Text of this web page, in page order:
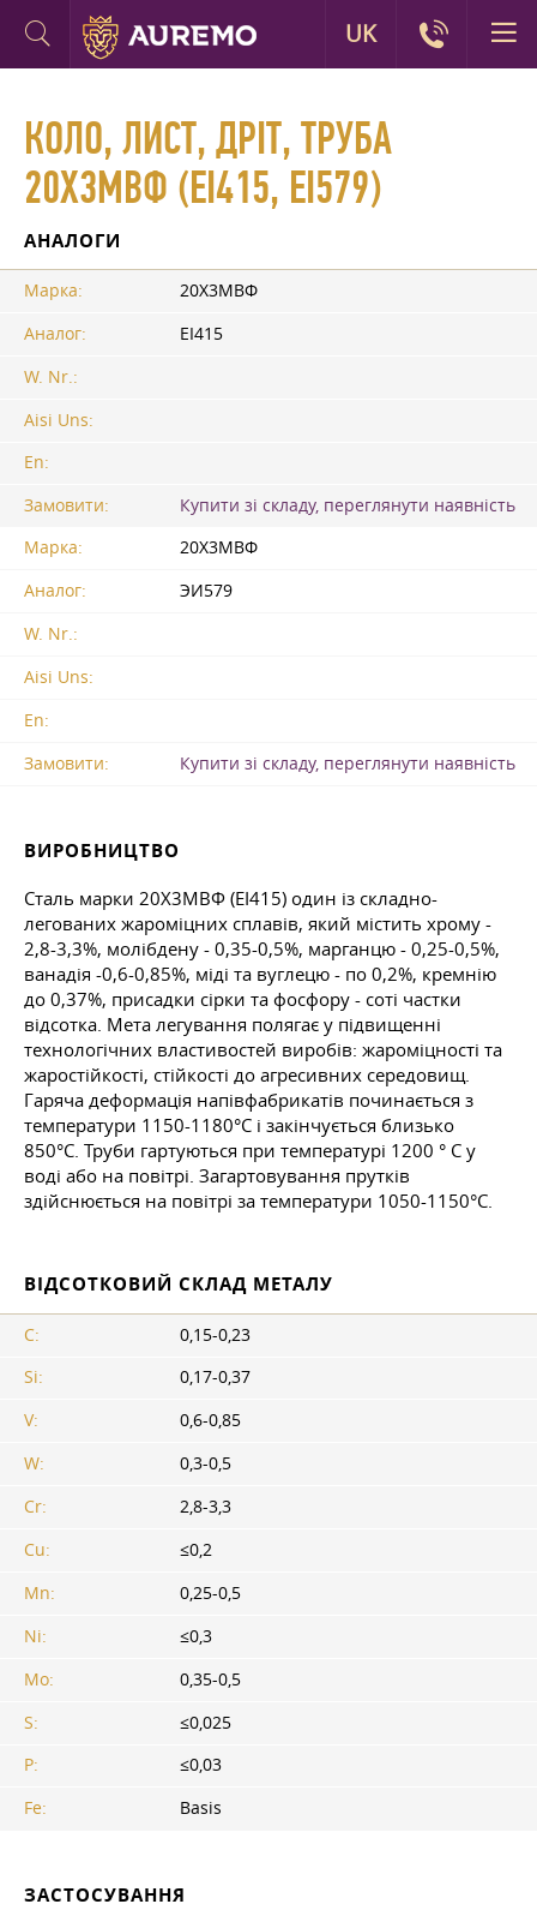
КОЛО, ЛИСТ, ДРІТ, ТРУБА
20Х3МВФ (ЕІ415, ЕІ579)
АНАЛОГИ
Марка:
20Х3МВФ
Аналог:
ЕІ415
W. Nr.:
Aisi Uns:
En:
Замовити:
Купити зі складу, переглянути наявність
Марка:
20Х3МВФ
Аналог:
ЭИ579
W. Nr.:
Aisi Uns:
En:
Замовити:
Купити зі складу, переглянути наявність
ВИРОБНИЦТВО
Сталь марки 20Х3МВФ (ЕІ415) один із складно-
легованих жароміцних сплавів, який містить хрому -
2,8-3,3%, молібдену - 0,35-0,5%, марганцю - 0,25-0,5%,
ванадія -0,6-0,85%, міді та вуглецю - по 0,2%, кремнію
до 0,37%, присадки сірки та фосфору - соті частки
відсотка. Мета легування полягає у підвищенні
технологічних властивостей виробів: жароміцності та
жаростійкості, стійкості до агресивних середовищ.
Гаряча деформація напівфабрикатів починається з
температури 1150-1180°С і закінчується близько
850°C. Труби гартуються при температурі 1200 ° C у
воді або на повітрі. Загартовування прутків
здійснюється на повітрі за температури 1050-1150°С.
ВІДСОТКОВИЙ СКЛАД МЕТАЛУ
C:
0,15-0,23
Si:
0,17-0,37
V:
0,6-0,85
W:
0,3-0,5
Cr:
2,8-3,3
Cu:
≤0,2
Mn:
0,25-0,5
Ni:
≤0,3
Мо:
0,35-0,5
S:
≤0,025
P:
≤0,03
Fe:
Basis
ЗАСТОСУВАННЯ
UK